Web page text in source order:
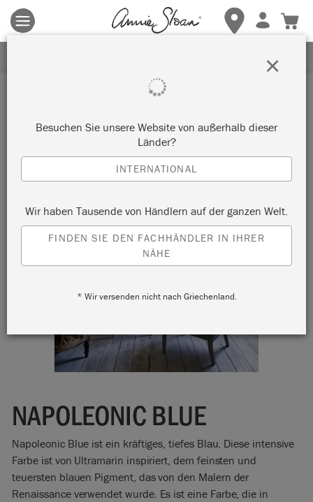
Es gelten die allgemeinen Geschäftsbedingungen.
hierfür weitere Informationen.
NAPOLEONIC BLUE
Napoleonic Blue ist ein kräftiges, tiefes Blau. Diese intensive
Farbe ist von Ultramarin inspiriert, dem feinsten und
teuersten blauen Pigment, das von den Malern der
Renaissance verwendet wurde. Es ist eine Farbe, die in
Besuchen Sie unsere Website von außerhalb dieser
Länder?
INTERNATIONAL
Wir haben Tausende von Händlern auf der ganzen Welt.
FINDEN SIE DEN FACHHÄNDLER IN IHRER
NÄHE
* Wir versenden nicht nach Griechenland.
×